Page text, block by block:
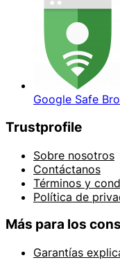
Google Safe
Trustprofile
Sobre nosotros
Contáctanos
Términos y
Política de
Más para los
Garantías